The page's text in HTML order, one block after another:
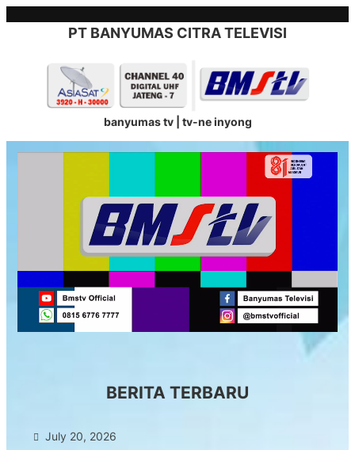
PT BANYUMAS CITRA TELEVISI
banyumas tv | tv-ne inyong
UnmuteStream
BERITA TERBARU
July 20, 2026